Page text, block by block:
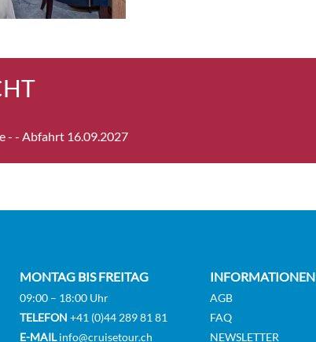
Balkon-Suite-[BS]
Star Balcony Suite-[SBS1] Deck 6
- - Abfahrt 16.09.2027
MONTAG BIS FREITAG
09:00 – 18:00 Uhr
TELEFON +41 (0)44 289 81 81
E-MAILinfo@cruisetour.ch
INFORMATIONEN
AGB
FAQ
NEWSLETTER